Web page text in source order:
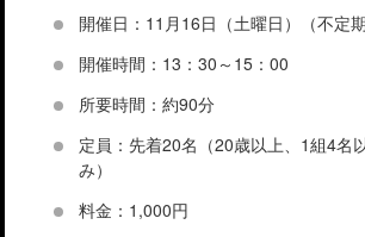
開催日：11月16日（土曜日）（不定期
開催時間：13：30～15：00
所要時間：約90分
定員：先着20名（20歳以上、1組4名
み）
料金：1,000円